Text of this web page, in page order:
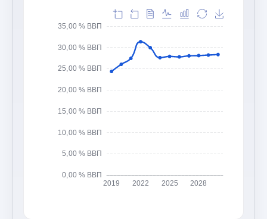
0,00 % ВВП
5,00 % ВВП
10,00 % ВВП
15,00 % ВВП
20,00 % ВВП
25,00 % ВВП
30,00 % ВВП
35,00 % ВВП
2019 2022 2025 2028